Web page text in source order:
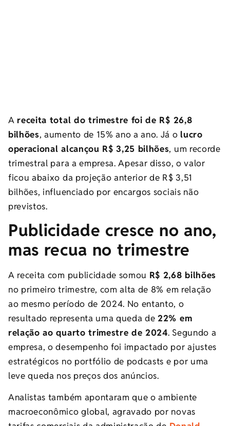
A receita total do trimestre foi de R$ 26,8
bilhões, aumento de 15% ano a ano. Já o lucro
operacional alcançou R$ 3,25 bilhões, um recorde
trimestral para a empresa. Apesar disso, o valor
ficou abaixo da projeção anterior de R$ 3,51
bilhões, influenciado por encargos sociais não
previstos.
Publicidade cresce no ano,
mas recua no trimestre
A receita com publicidade somou R$ 2,68 bilhões
no primeiro trimestre, com alta de 8% em relação
ao mesmo período de 2024. No entanto, o
resultado representa uma queda de22% em
relação ao quarto trimestre de 2024. Segundo a
empresa, o desempenho foi impactado por ajustes
estratégicos no portfólio de podcasts e por uma
leve queda nos preços dos anúncios.
Analistas também apontaram que o ambiente
macroeconômico global, agravado por novas